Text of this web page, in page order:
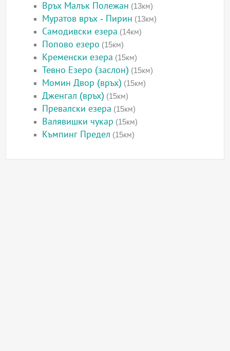
Връх Малък Полежан (13км)
Муратов връх - Пирин (13км)
Самодивски езера (14км)
Попово езеро (15км)
Кременски езера (15км)
Тевно Езеро (заслон) (15км)
Момин Двор (връх) (15км)
Дженгал (връх) (15км)
Превалски езера (15км)
Валявишки чукар (15км)
Къмпинг Предел (15км)